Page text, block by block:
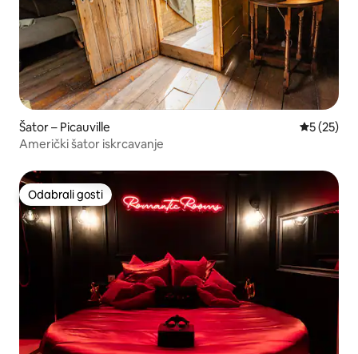
Šator – Picauville Prosječna
5 (25)
Američki šator iskrcavanje
Odabrali gosti
Odabrali gosti